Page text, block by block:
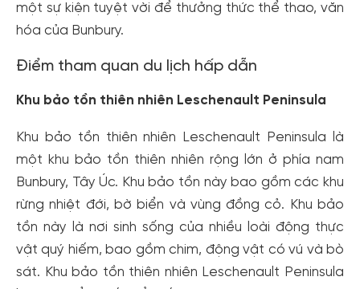
một sự kiện tuyệt vời để thưởng thức thể thao, văn
hóa của Bunbury.
Điểm tham quan du lịch hấp dẫn
Khu bảo tồn thiên nhiên Leschenault Peninsula
Khu bảo tồn thiên nhiên Leschenault Peninsula là
một khu bảo tồn thiên nhiên rộng lớn ở phía nam
Bunbury, Tây Úc. Khu bảo tồn này bao gồm các khu
rừng nhiệt đới, bờ biển và vùng đồng cỏ. Khu bảo
tồn này là nơi sinh sống của nhiều loài động thực
vật quý hiếm, bao gồm chim, động vật có vú và bò
sát. Khu bảo tồn thiên nhiên Leschenault Peninsula